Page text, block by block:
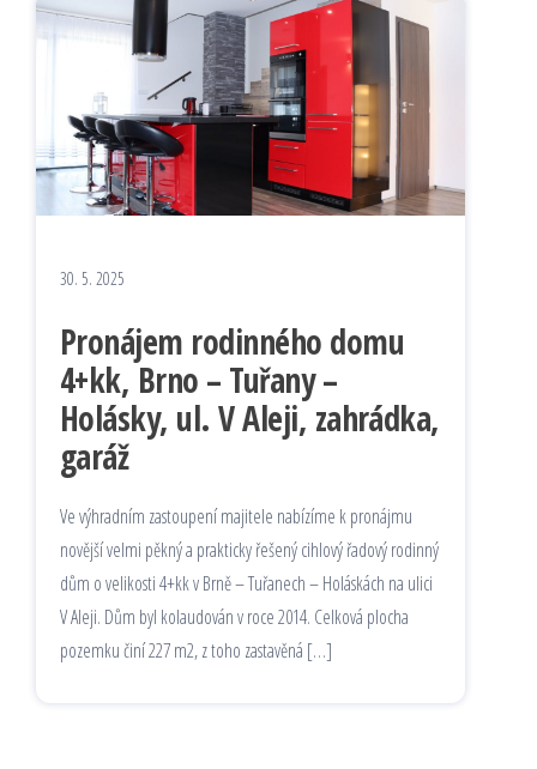
30. 5. 2025
Pronájem rodinného domu
4+kk, Brno – Tuřany –
Holásky, ul. V Aleji, zahrádka,
garáž
Ve výhradním zastoupení majitele nabízíme k pronájmu
novější velmi pěkný a prakticky řešený cihlový řadový rodinný
dům o velikosti 4+kk v Brně – Tuřanech – Holáskách na ulici
V Aleji. Dům byl kolaudován v roce 2014. Celková plocha
pozemku činí 227 m2, z toho zastavěná […]